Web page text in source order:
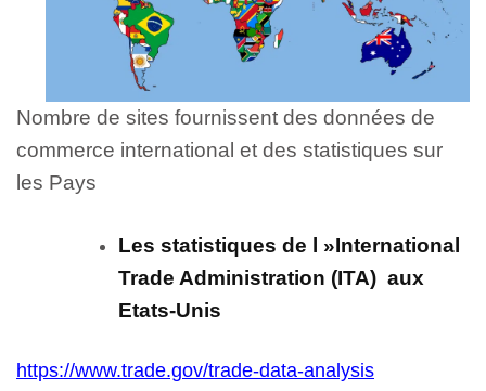
Nombre de sites fournissent des données de
commerce international et des statistiques sur
les Pays
Les statistiques de l »International
Trade Administration (ITA) aux
Etats-Unis
https://www.trade.gov/trade-data-analysis